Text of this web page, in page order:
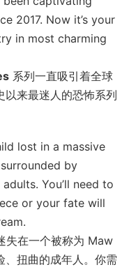
2017. Now it’s your
in most charming
系列一直吸引着全球
以来最迷人的恐怖系列
lost in a massive
by
You’ll need to
or your fate will
失在一个被称为 Maw
、扭曲的成年人。你需